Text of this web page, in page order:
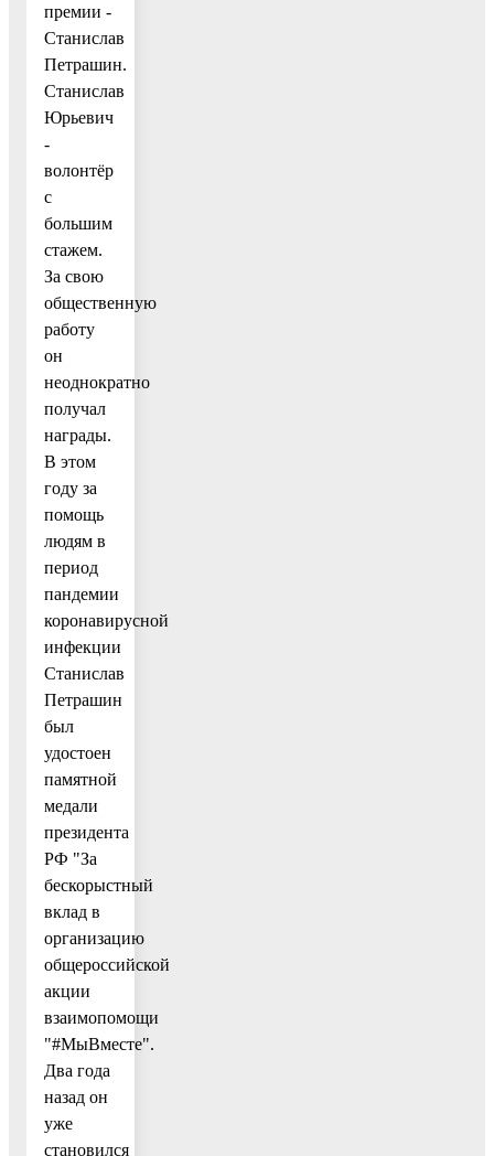
премии -
Станислав
Петрашин.
Станислав
Юрьевич
-
волонтёр
с
большим
стажем.
За свою
общественную
работу
он
неоднократно
получал
награды.
В этом
году за
помощь
людям в
период
пандемии
коронавирусной
инфекции
Станислав
Петрашин
был
удостоен
памятной
медали
президента
РФ "За
бескорыстный
вклад в
организацию
общероссийской
акции
взаимопомощи
"#МыВместе".
Два года
назад он
уже
становился